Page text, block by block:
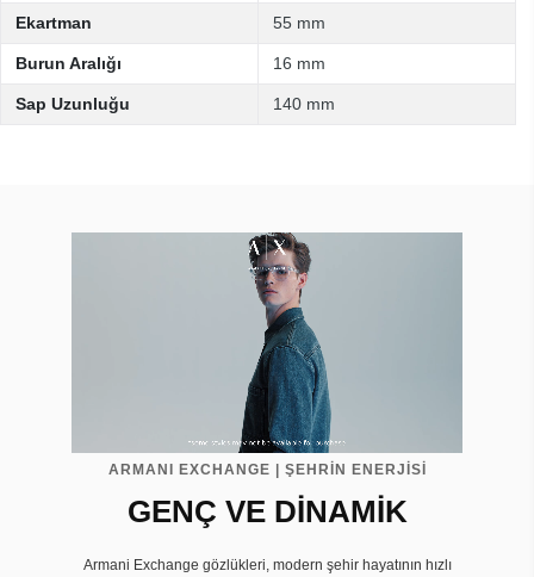
Ekartman 55 mm
Burun Aralığı 16 mm
Sap Uzunluğu 140 mm
ARMANI EXCHANGE | ŞEHRİN ENERJİSİ
GENÇ VE DİNAMİK
Armani Exchange gözlükleri, modern şehir hayatının hızlı